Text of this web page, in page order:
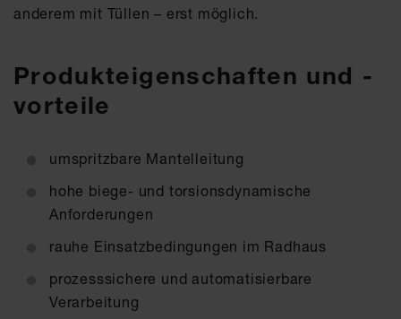
anderem mit Tüllen – erst möglich.
Produkteigenschaften und -
vorteile
umspritzbare Mantelleitung
hohe biege- und torsionsdynamische
Anforderungen
rauhe Einsatzbedingungen im Radhaus
prozesssichere und automatisierbare
Verarbeitung